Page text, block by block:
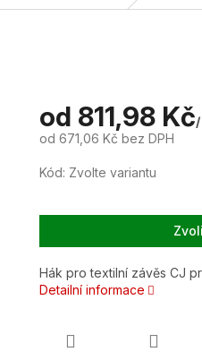
od 811,98 Kč/
od 671,06 Kč bez DPH
Měrná
cena:
Kód: Zvolte variantu
Hák pro textilní závěs CJ
Detailní informace